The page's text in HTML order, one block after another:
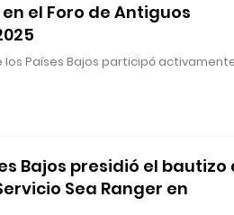
el Foro de Antiguos
los Países Bajos participó
Bajos presidió el bautizo
Sea Ranger en